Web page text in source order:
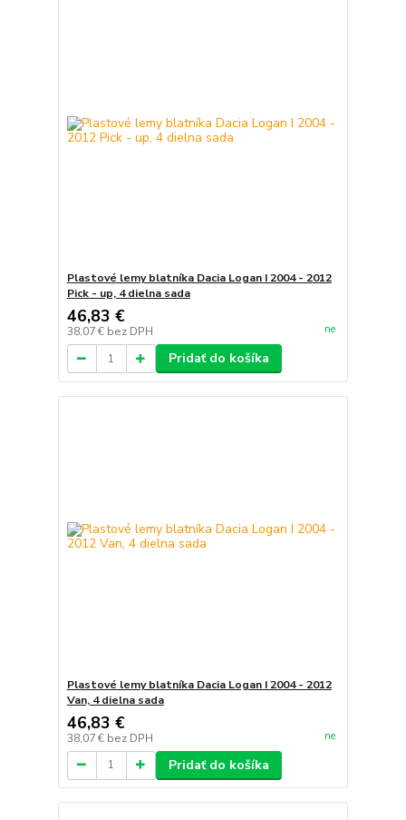
Plastové lemy blatníka Dacia Logan I 2004 - 2012
Pick - up, 4 dielna sada
46,83 €
38,07 € bez DPH ne
Pridať do košíka
Plastové lemy blatníka Dacia Logan I 2004 - 2012
Van, 4 dielna sada
46,83 €
38,07 € bez DPH ne
Pridať do košíka